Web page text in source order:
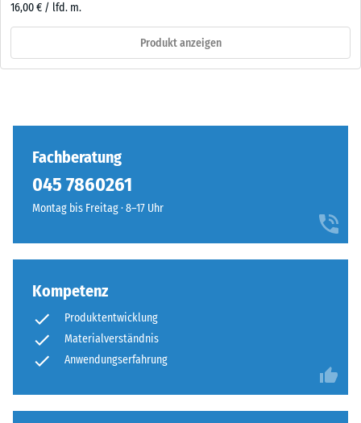
16,00 € / lfd. m.
Produkt anzeigen
Fachberatung
045 7860261‬
Montag bis Freitag · 8–17 Uhr
Kompetenz
Produktentwicklung
Materialverständnis
Anwendungserfahrung